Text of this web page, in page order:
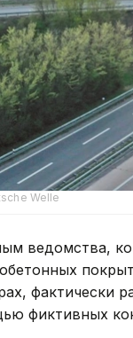
Welle
ведомства,
фактически
фиктивных